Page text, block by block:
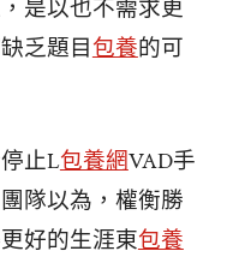
是以也不需求更
乏題目包養的可
止L包養網VAD手
隊以為，權衡勝
好的生涯東包養